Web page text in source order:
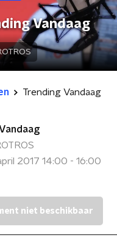
Vandaag
Trending Vandaag
2017 14:00 - 16:00
niet beschikbaar